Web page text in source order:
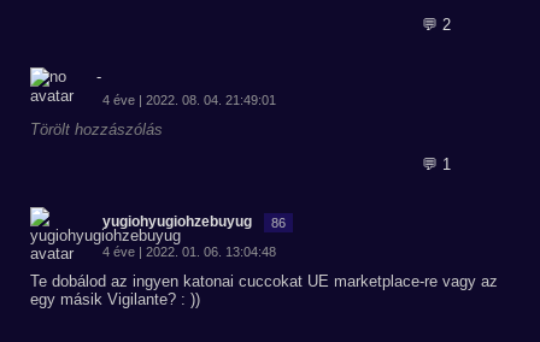
💬 2
-
4 éve | 2022. 08. 04. 21:49:01
Törölt hozzászólás
💬 1
yugiohyugiohzebuyug 86
4 éve | 2022. 01. 06. 13:04:48
Te dobálod az ingyen katonai cuccokat UE marketplace-re vagy az
egy másik Vigilante? : ))